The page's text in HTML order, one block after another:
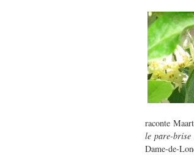
raconte
le pare-
Dame-de-